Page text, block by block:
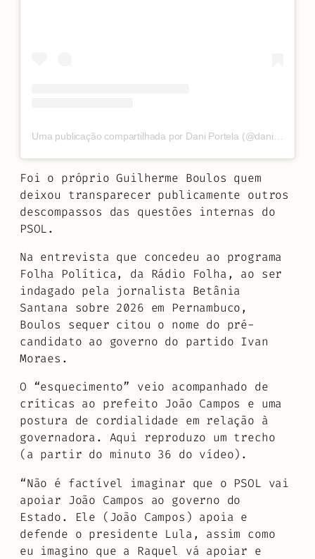
Foi o próprio Guilherme Boulos quem
deixou transparecer publicamente outros
descompassos das questões internas do
PSOL.
Na entrevista que concedeu ao programa
Folha Política, da Rádio Folha, ao ser
indagado pela jornalista Betânia
Santana sobre 2026 em Pernambuco,
Boulos sequer citou o nome do pré-
candidato ao governo do partido Ivan
Moraes.
O “esquecimento” veio acompanhado de
críticas ao prefeito João Campos e uma
postura de cordialidade em relação à
governadora. Aqui reproduzo um trecho
(a partir do minuto 36 do vídeo).
“Não é factível imaginar que o PSOL vai
apoiar João Campos ao governo do
Estado. Ele (João Campos) apoia e
defende o presidente Lula, assim como
eu imagino que a Raquel vá apoiar e